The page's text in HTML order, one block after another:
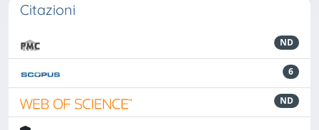
Citazioni
ND
6
ND